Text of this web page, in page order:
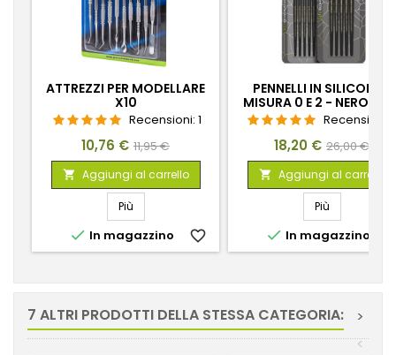
ATTREZZI PER MODELLARE
X10
Recensioni: 1
Prezzo
10,76 € Prezzo
base
11,95 €
 Aggiungi al carrello
Più
 In magazzino favorite_border
PENNELLI IN SILICONE -
MISURA 0 E 2 - NERO
Recensioni:
Prezzo
18,20 € Prezzo
base
26,00 €
 Aggiungi al carrello
Più
 In magazzino
7 ALTRI PRODOTTI DELLA STESSA CATEGORIA:
>
<